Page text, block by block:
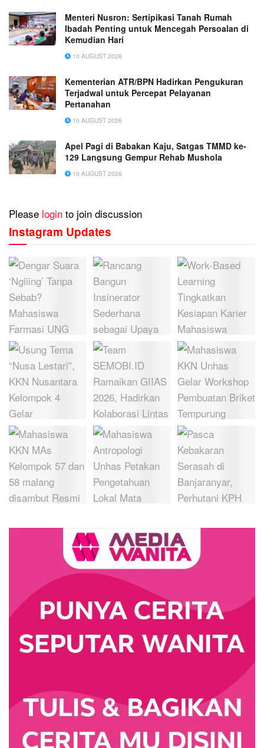
Menteri Nusron: Sertipikasi Tanah Rumah
Ibadah Penting untuk Mencegah Persoalan di
Kemudian Hari
10 AUGUST 2026
Kementerian ATR/BPN Hadirkan Pengukuran
Terjadwal untuk Percepat Pelayanan
Pertanahan
10 AUGUST 2026
Apel Pagi di Babakan Kaju, Satgas TMMD ke-
129 Langsung Gempur Rehab Mushola
10 AUGUST 2026
Please login to join discussion
Instagram Updates